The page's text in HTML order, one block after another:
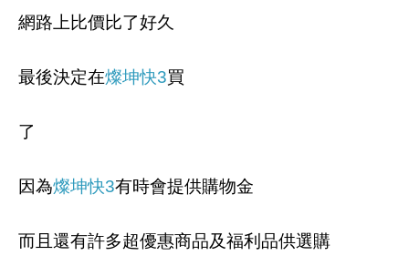
網路上比價比了好久
最後決定在燦坤快3買
了
因為燦坤快3有時會提供購物金
而且還有許多超優惠商品及福利品供選購